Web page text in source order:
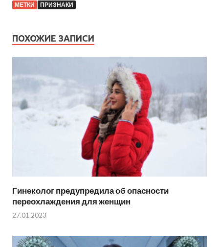
МЕТКИ ПРИЗНАКИ
ПОХОЖИЕ ЗАПИСИ
Гинеколог предупредила об опасности
переохлаждения для женщин
27.01.2023